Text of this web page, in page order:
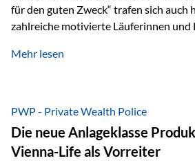
für den guten Zweck“ trafen sich auch
zahlreiche motivierte Läuferinnen und
Höchstleistungen für einen guten
Mäder gesammelt werden konnten.
Strecke mit rund 4,8 Kilometern und
stellte die Teilnehmerinnen und
sportliche Herausforderung. Doch…
Mehr lesen
PWP - Private Wealth Police
Die neue Anlageklasse
Vienna-Life als Vorreiter